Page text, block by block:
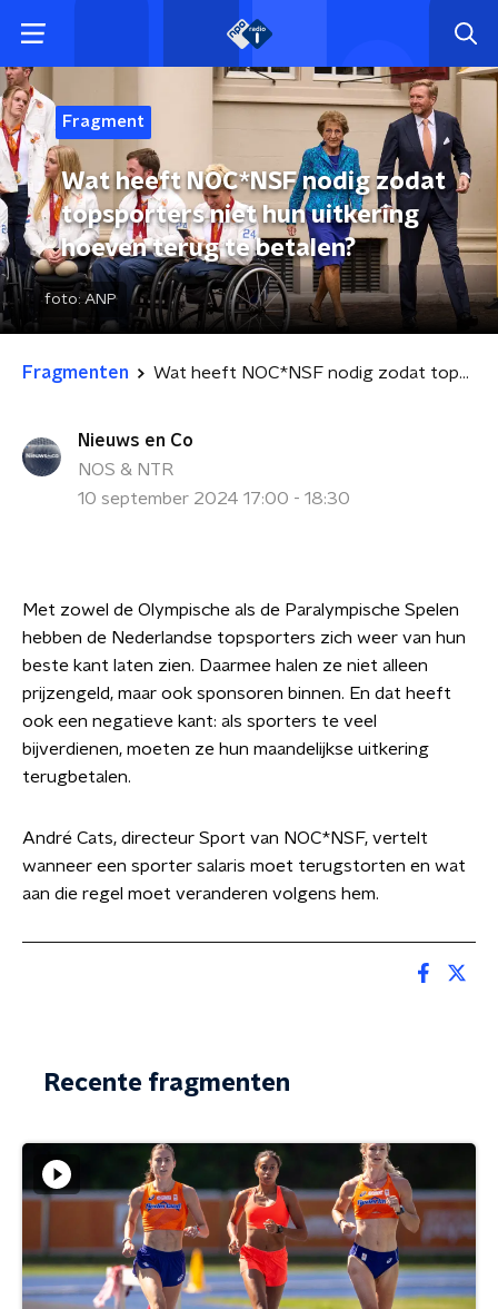
Fragment
Wat heeft NOC*NSF nodig zodat
topsporters niet hun uitkering
hoeven terug te betalen?
foto:ANP
Fragmenten Wat heeft NOC*NSF nodig zodat topsporters niet hun uitkering hoeven terug te betalen?
Nieuws en Co
NOS & NTR
10 september 2024 17:00 - 18:30
Met zowel de Olympische als de Paralympische Spelen
hebben de Nederlandse topsporters zich weer van hun
beste kant laten zien. Daarmee halen ze niet alleen
prijzengeld, maar ook sponsoren binnen. En dat heeft
ook een negatieve kant: als sporters te veel
bijverdienen, moeten ze hun maandelijkse uitkering
terugbetalen.
André Cats, directeur Sport van NOC*NSF, vertelt
wanneer een sporter salaris moet terugstorten en wat
aan die regel moet veranderen volgens hem.
Recente fragmenten